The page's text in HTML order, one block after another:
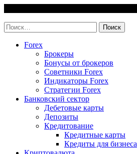
content
Найти:
Forex
Брокеры
Бонусы от брокеров
Советники Forex
Индикаторы Forex
Стратегии Forex
Банковский сектор
Дебетовые карты
Депозиты
Кредитование
Кредитные карты
Кредиты для бизнеса